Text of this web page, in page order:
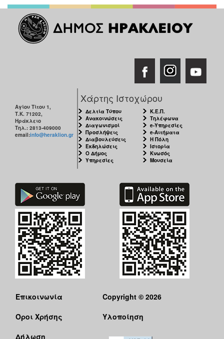
Αγίου Τίτου 1,
Τ.Κ. 71202,
Ηράκλειο
Τηλ.: 2813-409000
email:info@heraklion.gr
Χάρτης Ιστοχώρου
Δελτία Τύπου
Ανακοινώσεις
Διαγωνισμοί
Προσλήψεις
Διαβουλεύσεις
Εκδηλώσεις
Ο Δήμος
Υπηρεσίες
Κ.Ε.Π.
Τηλέφωνα
e-Υπηρεσίες
e-Αιτήματα
Η Πόλη
Ιστορία
Κνωσός
Μουσεία
Επικοινωνία
Όροι Χρήσης
Δήλωση
Copyright © 2026
Υλοποίηση